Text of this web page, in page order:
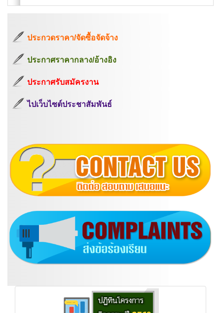
ประกวดราคา/จัดซื้อจัดจ้าง
ประกาศราคากลาง/อ้างอิง
ประกาศรับสมัครงาน
ไปเว็บไซต์ประชาสัมพันธ์